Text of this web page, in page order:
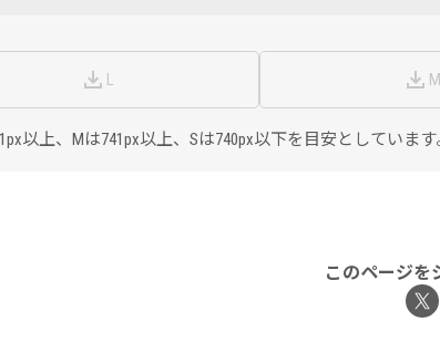
L M
以上、Mは741px以上、Sは740px以下を目安としています
このページを